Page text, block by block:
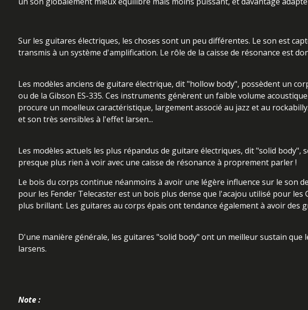
Sur les guitares électriques, les choses sont un peu différentes. Le son est
transmis à un système d'amplification. Le rôle de la caisse de résonance est
Les modèles anciens de guitare électrique, dit "hollow body", possèdent un
ou de la Gibson ES-335. Ces instruments génèrent un faible volume
procure un moelleux caractéristique, largement associé au jazz et au
et son très sensibles à l'effet larsen...
Les modèles actuels les plus répandus de guitare électriques, dit "solid
presque plus rien à voir avec une caisse de résonance à proprement parler !
Le bois du corps continue néanmoins à avoir une légère influence sur le son
pour les Fender Telecaster est un bois plus dense que l'acajou utilisé pour les
plus brillant. Les guitares au corps épais ont tendance également à avoir des
D'une manière générale, les guitares "solid body" ont un meilleur sustain
larsens.
Note :